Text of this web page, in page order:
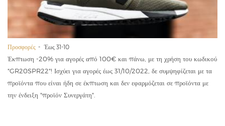
Προσφορές Έως 31-10
Έκπτωση -20% για αγορές από 100€ και πάνω, με τη χρήση του κωδικού
"GR20SPR22"! Ισχύει για αγορές έως 31/10/2022, δε συμψηφίζεται με τα
προϊόντα που είναι ήδη σε έκπτωση και δεν εφαρμόζεται σε προϊόντα με
την ένδειξη "προϊόν Συνεργάτη".